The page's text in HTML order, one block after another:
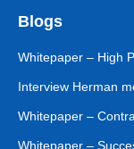
Blogs
Whitepaper – High
Interview Herman
Whitepaper –
Whitepaper –